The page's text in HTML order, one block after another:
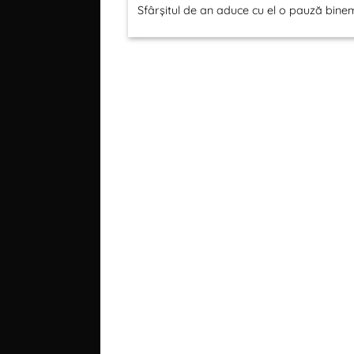
Sfârșitul de an aduce cu el o pauză